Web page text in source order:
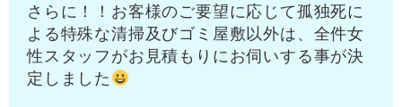
さらに！！お客様のご要望に応じて孤独死に
よる特殊な清掃及びゴミ屋敷以外は、全件女
性スタッフがお見積もりにお伺いする事が決
定しました